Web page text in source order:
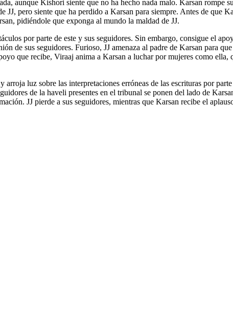
aunque Kishori siente que no ha hecho nada malo. Karsan
pero siente que ha perdido a Karsan para siempre. Antes de que
pidiéndole que exponga al mundo la maldad de JJ.
por parte de este y sus seguidores. Sin embargo, consigue el
de sus seguidores. Furioso, JJ amenaza al padre de Karsan para
que recibe, Viraaj anima a Karsan a luchar por mujeres como
arroja luz sobre las interpretaciones erróneas de las escrituras por
de la haveli presentes en el tribunal se ponen del lado de
JJ pierde a sus seguidores, mientras que Karsan recibe el